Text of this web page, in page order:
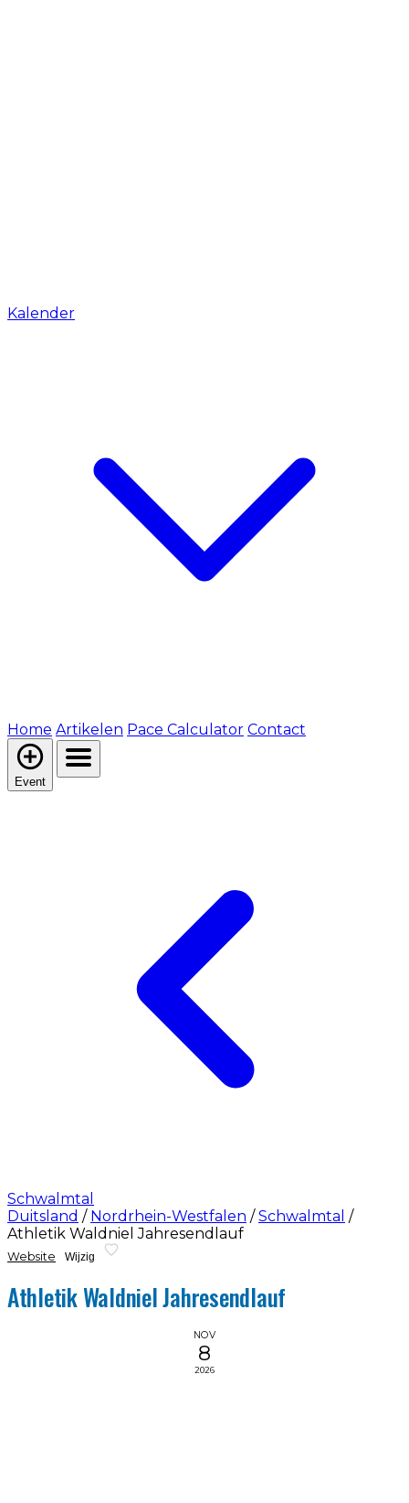
Kalender
Home Artikelen Pace Calculator Contact
Event
Schwalmtal
Duitsland / Nordrhein-Westfalen / Schwalmtal /
Athletik Waldniel Jahresendlauf
Website Wijzig
Athletik Waldniel Jahresendlauf
NOV
8
2026